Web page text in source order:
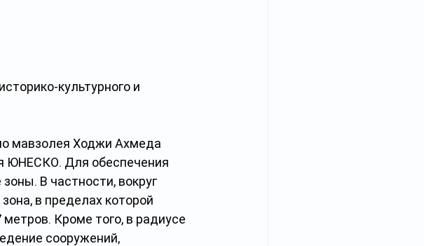
культурного и
мавзолея Ходжи Ахмеда
ЮНЕСКО. Для обеспечения
В частности, вокруг
в пределах которой
Кроме того, в радиусе
сооружений,